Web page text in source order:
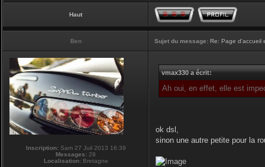
Haut
Ben Sujet du message: Re: Page d'accueil
Inscription:Sam 27 Juil 2013 16:39
Messages: 28
Localisation:Bretagne
vmax330 a écrit:
Ah oui, en effet, elle est
ok dsl,
sinon une autre petite pour la